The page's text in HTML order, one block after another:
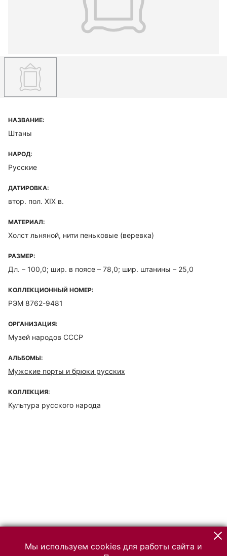
НАЗВАНИЕ:
Штаны
НАРОД:
Русские
ДАТИРОВКА:
втор. пол. XIX в.
МАТЕРИАЛ:
Холст льняной, нити пеньковые (веревка)
РАЗМЕР:
Дл. – 100,0; шир. в поясе – 78,0; шир. штанины – 25,0
КОЛЛЕКЦИОННЫЙ НОМЕР:
РЭМ 8762-9481
ОРГАНИЗАЦИЯ:
Музей народов СССР
АЛЬБОМЫ:
Мужские порты и брюки русских
КОЛЛЕКЦИЯ:
Культура русского народа
Мы используем cookies для работы сайта и